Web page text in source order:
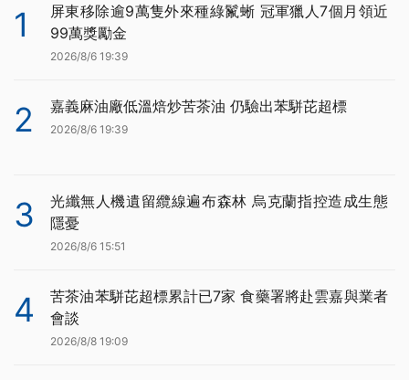
1
屏東移除逾9萬隻外來種綠鬣蜥 冠軍獵人7個月領近
99萬獎勵金
2026/8/6 19:39
2 嘉義麻油廠低溫焙炒苦茶油 仍驗出苯駢芘超標
2026/8/6 19:39
3
光纖無人機遺留纜線遍布森林 烏克蘭指控造成生態
隱憂
2026/8/6 15:51
4
苦茶油苯駢芘超標累計已7家 食藥署將赴雲嘉與業者
會談
2026/8/8 19:09